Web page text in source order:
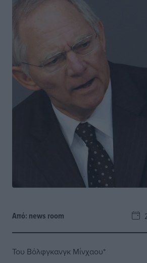
Από: news room
Του Βόλφγκανγκ Μίνχαου*